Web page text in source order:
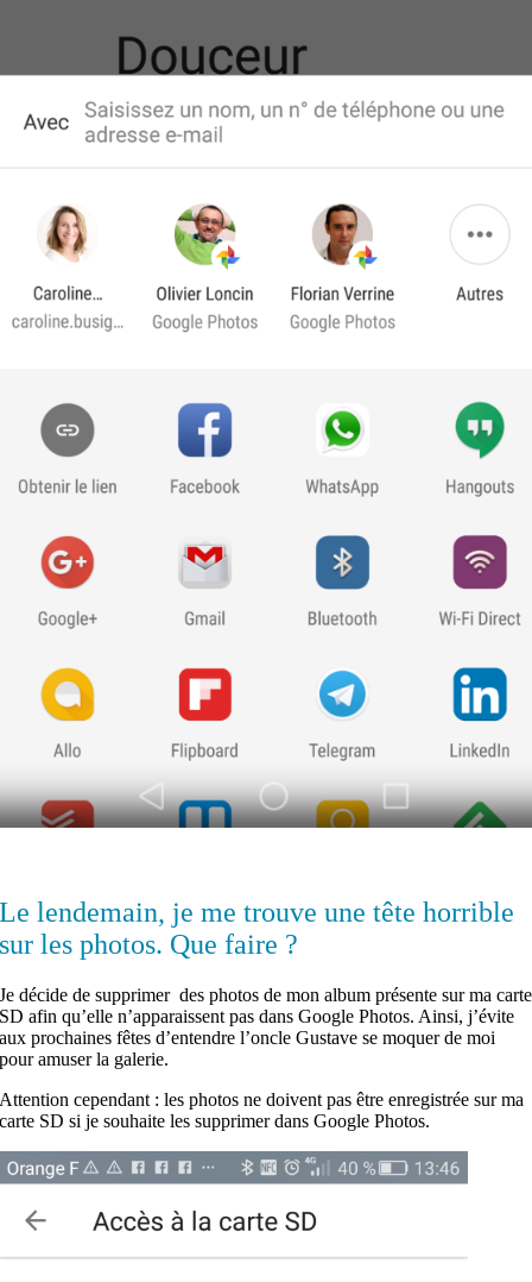
Le lendemain, je me trouve une tête horrible
sur les photos. Que faire ?
Je décide de supprimer des photos de mon album présente sur ma carte
SD afin qu’elle n’apparaissent pas dans Google Photos. Ainsi, j’évite
aux prochaines fêtes d’entendre l’oncle Gustave se moquer de moi
pour amuser la galerie.
Attention cependant : les photos ne doivent pas être enregistrée sur ma
carte SD si je souhaite les supprimer dans Google Photos.